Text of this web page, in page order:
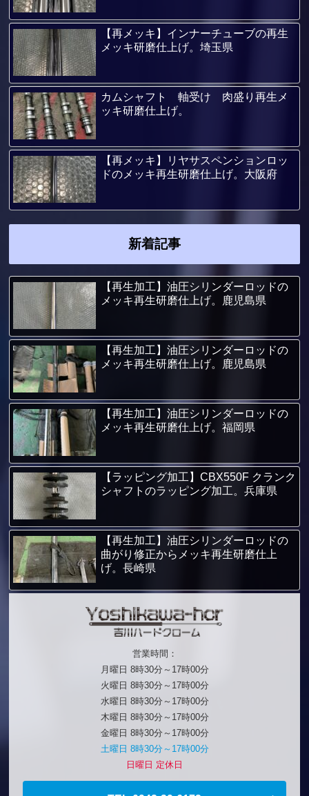
【再メッキ】インナーチューブの再生
メッキ研磨仕上げ。埼玉県
カムシャフト 軸受け 肉盛り再生メ
ッキ研磨仕上げ。
【再メッキ】リヤサスペンションロッ
ドのメッキ再生研磨仕上げ。大阪府
新着記事
【再生加工】油圧シリンダーロッドの
メッキ再生研磨仕上げ。鹿児島県
【再生加工】油圧シリンダーロッドの
メッキ再生研磨仕上げ。鹿児島県
【再生加工】油圧シリンダーロッドの
メッキ再生研磨仕上げ。福岡県
【ラッピング加工】CBX550F クランク
シャフトのラッピング加工。兵庫県
【再生加工】油圧シリンダーロッドの
曲がり修正からメッキ再生研磨仕上
げ。長崎県
営業時間：
月曜日 8時30分～17時00分
火曜日 8時30分～17時00分
水曜日 8時30分～17時00分
木曜日 8時30分～17時00分
金曜日 8時30分～17時00分
土曜日 8時30分～17時00分
日曜日 定休日